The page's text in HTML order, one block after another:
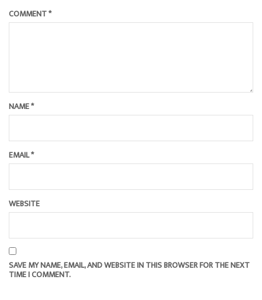
COMMENT*
NAME*
EMAIL*
WEBSITE
SAVE MY NAME, EMAIL, AND WEBSITE IN THIS BROWSER FOR THE NEXT
TIME I COMMENT.